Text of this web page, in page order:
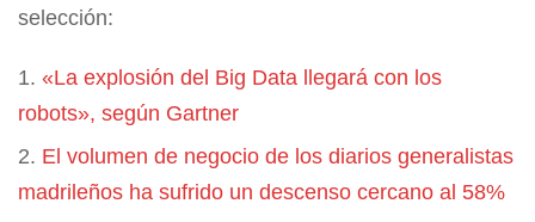
selección:
«La explosión del Big Data llegará con los
robots», según Gartner
El volumen de negocio de los diarios generalistas
madrileños ha sufrido un descenso cercano al 58%